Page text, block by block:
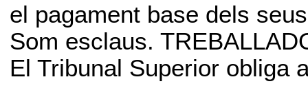
el pagament base dels
Som esclaus.
El Tribunal Superior obliga